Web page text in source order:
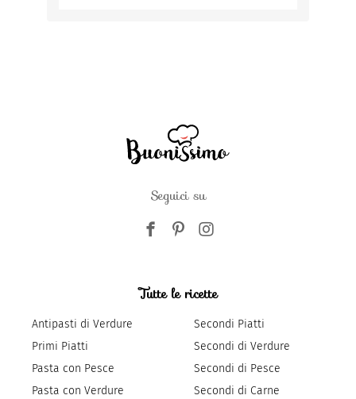
Seguici su
Tutte le ricette
Antipasti di Verdure
Primi Piatti
Pasta con Pesce
Pasta con Verdure
Secondi Piatti
Secondi di Verdure
Secondi di Pesce
Secondi di Carne